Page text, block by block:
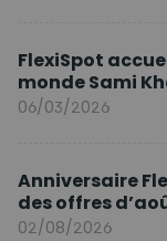
FlexiSpot
monde Sami
ambassadeur
06/03/2026
Anniversaire
des offres
02/08/2026